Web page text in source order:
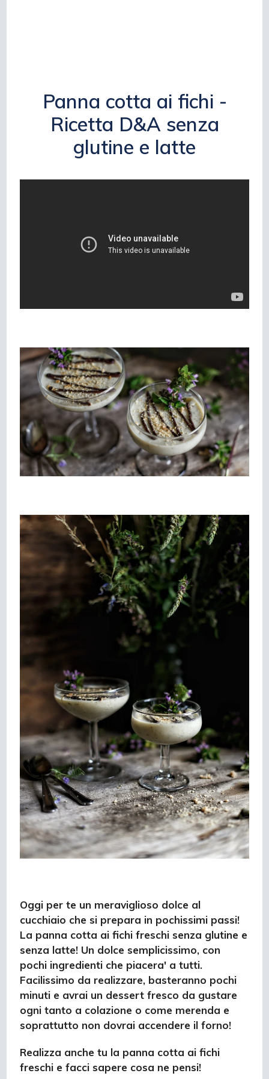
Panna cotta ai fichi -
Ricetta D&A senza
glutine e latte
Oggi per te un meraviglioso dolce al
cucchiaio che si prepara in pochissimi passi!
La panna cotta ai fichi freschi senza glutine e
senza latte! Un dolce semplicissimo, con
pochi ingredienti che piacera' a tutti.
Facilissimo da realizzare, basteranno pochi
minuti e avrai un dessert fresco da gustare
ogni tanto a colazione o come merenda e
soprattutto non dovrai accendere il forno!
Realizza anche tu la panna cotta ai fichi
freschi e facci sapere cosa ne pensi!